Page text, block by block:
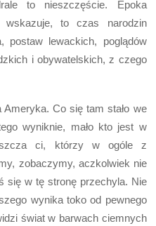
to nieszczęście. Epoka
to czas narodzin
postaw lewackich, poglądów
i obywatelskich, z czego
Co się tam stało we
wyniknie, mało kto jest w
ci, którzy w ogóle z
zobaczymy, aczkolwiek nie
się w tę stronę przechyla. Nie
wynika toko od pewnego
świat w barwach ciemnych